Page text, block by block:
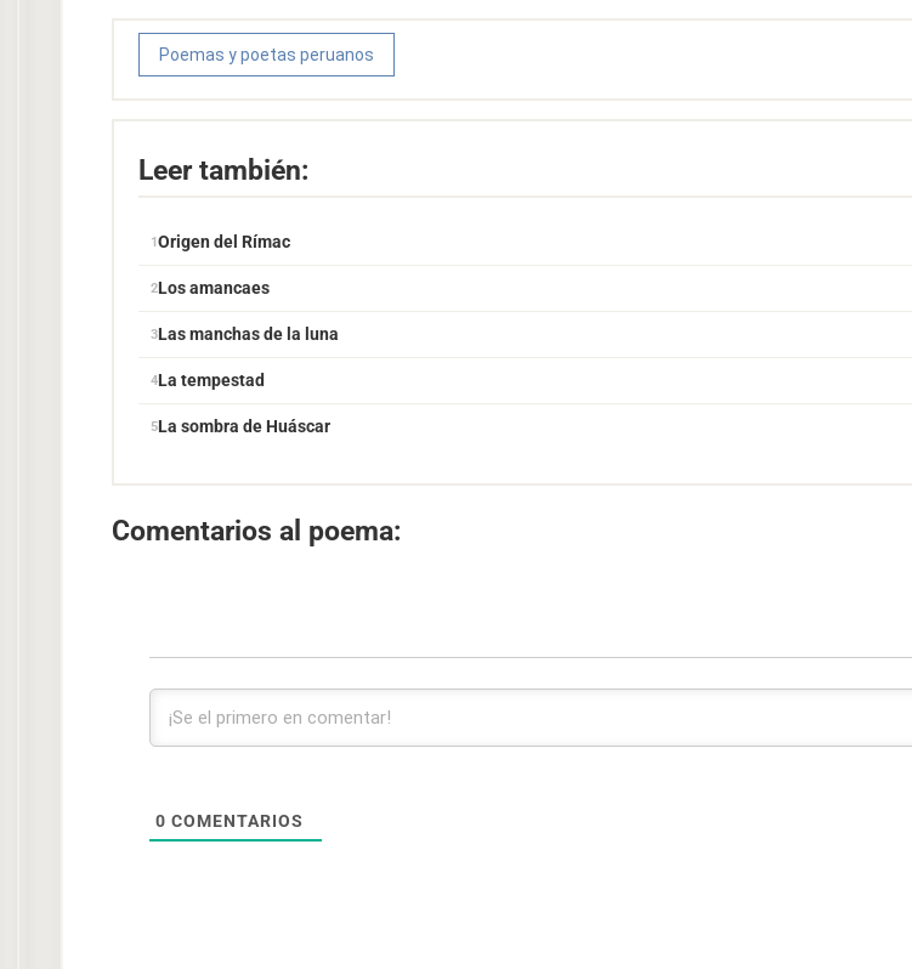
Poemas y poetas peruanos
Leer también:
Origen del Rímac
Los amancaes
Las manchas de la luna
La tempestad
La sombra de Huáscar
Comentarios al poema:
0 COMENTARIOS